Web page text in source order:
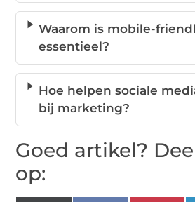
Waarom is mobile-
essentieel?
Hoe helpen sociale
bij marketing?
Goed artikel?
op: